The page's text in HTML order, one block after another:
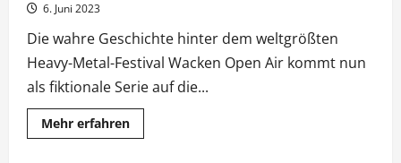
6. Juni 2023
Die wahre Geschichte hinter dem weltgrößten
Heavy-Metal-Festival Wacken Open Air kommt nun
als fiktionale Serie auf die...
Mehr erfahrenMehr
Informationen